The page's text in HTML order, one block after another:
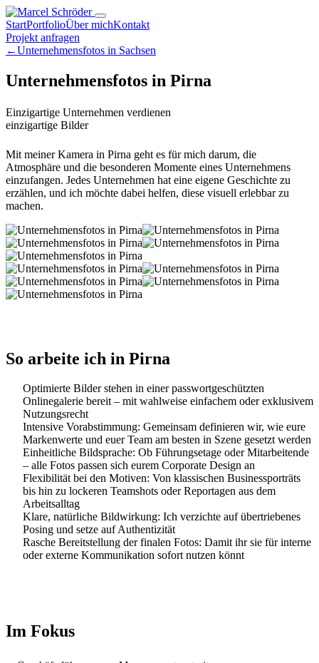
StartPortfolioÜber michKontakt
Projekt anfragen
←Unternehmensfotos in Sachsen
Unternehmensfotos in Pirna
Einzigartige Unternehmen verdienen
einzigartige Bilder
Mit meiner Kamera in Pirna geht es für mich darum, die
Atmosphäre und die besonderen Momente eines Unternehmens
einzufangen. Jedes Unternehmen hat eine eigene Geschichte zu
erzählen, und ich möchte dabei helfen, diese visuell erlebbar zu
machen.
So arbeite ich in Pirna
Optimierte Bilder stehen in einer passwortgeschützten
Onlinegalerie bereit – mit wahlweise einfachem oder exklusivem
Nutzungsrecht
Intensive Vorabstimmung: Gemeinsam definieren wir, wie eure
Markenwerte und euer Team am besten in Szene gesetzt werden
Einheitliche Bildsprache: Ob Führungsetage oder Mitarbeitende
– alle Fotos passen sich eurem Corporate Design an
Flexibilität bei den Motiven: Von klassischen Businessporträts
bis hin zu lockeren Teamshots oder Reportagen aus dem
Arbeitsalltag
Klare, natürliche Bildwirkung: Ich verzichte auf übertriebenes
Posing und setze auf Authentizität
Rasche Bereitstellung der finalen Fotos: Damit ihr sie für interne
oder externe Kommunikation sofort nutzen könnt
Im Fokus